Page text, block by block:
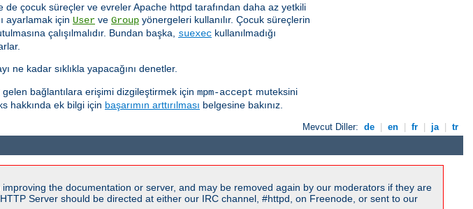
de çocuk süreçler ve evreler Apache httpd tarafından daha az yetkili
ayarlamak için User ve Group yönergeleri kullanılır. Çocuk süreçlerin
çalışılmalıdır. Bundan başka, suexec kullanılmadığı
kadar sıklıkla yapacağını denetler.
bağlantılara erişimi dizgileştirmek için mpm-accept muteksini
hakkında ek bilgi için başarımın arttırılması belgesine bakınız.
Mevcut Diller: de en fr ja tr
the documentation or server, and may be removed again by our moderators if they are
Server should be directed at either our IRC channel, #httpd, on Freenode, or sent to our